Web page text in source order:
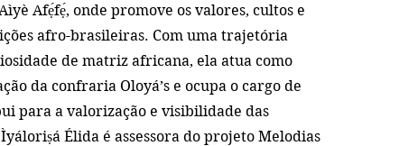
Afẹ́fẹ́, onde promove os valores, cultos e
afro-brasileiras. Com uma trajetória
de matriz africana, ela atua como
da confraria Oloyá’s e ocupa o cargo de
para a valorização e visibilidade das
Élida é assessora do projeto Melodias